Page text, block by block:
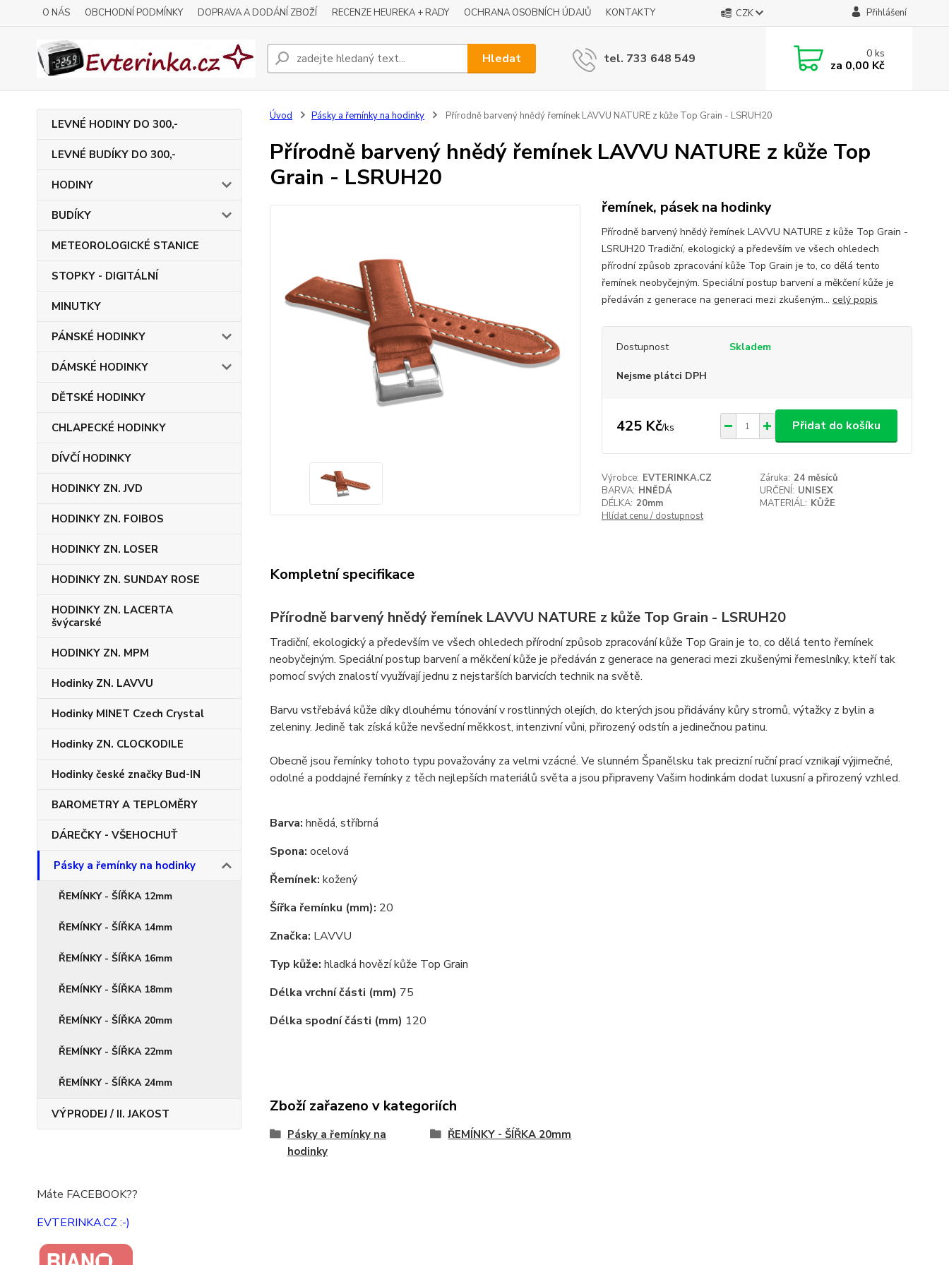
O NÁS OBCHODNÍ PODMÍNKY DOPRAVA A DODÁNÍ ZBOŽÍ RECENZE HEUREKA + RADY OCHRANA OSOBNÍCH ÚDAJŮ KONTAKTY CZK Přihlášení
Hledat tel. 733 648 549 0ks
za 0,00 Kč
LEVNÉ HODINY DO 300,-
LEVNÉ BUDÍKY DO 300,-
HODINY
BUDÍKY
METEOROLOGICKÉ STANICE
STOPKY - DIGITÁLNÍ
MINUTKY
PÁNSKÉ HODINKY
DÁMSKÉ HODINKY
DĚTSKÉ HODINKY
CHLAPECKÉ HODINKY
DÍVČÍ HODINKY
HODINKY ZN. JVD
HODINKY ZN. FOIBOS
HODINKY ZN. LOSER
HODINKY ZN. SUNDAY ROSE
HODINKY ZN. LACERTA
švýcarské
HODINKY ZN. MPM
Hodinky ZN. LAVVU
Hodinky MINET Czech Crystal
Hodinky ZN. CLOCKODILE
Hodinky české značky Bud-IN
BAROMETRY A TEPLOMĚRY
DÁREČKY - VŠEHOCHUŤ
Pásky a řemínky na hodinky
ŘEMÍNKY - ŠÍŘKA 12mm
ŘEMÍNKY - ŠÍŘKA 14mm
ŘEMÍNKY - ŠÍŘKA 16mm
ŘEMÍNKY - ŠÍŘKA 18mm
ŘEMÍNKY - ŠÍŘKA 20mm
ŘEMÍNKY - ŠÍŘKA 22mm
ŘEMÍNKY - ŠÍŘKA 24mm
VÝPRODEJ / II. JAKOST
Máte FACEBOOK??
EVTERINKA.CZ :-)
Úvod Pásky a řemínky na hodinky Přírodně barvený hnědý řemínek LAVVU NATURE z kůže Top Grain - LSRUH20
Přírodně barvený hnědý řemínek LAVVU NATURE z kůže Top
Grain - LSRUH20
řemínek, pásek na hodinky
Přírodně barvený hnědý řemínek LAVVU NATURE z kůže Top Grain -
LSRUH20 Tradiční, ekologický a především ve všech ohledech
přírodní způsob zpracování kůže Top Grain je to, co dělá tento
řemínek neobyčejným. Speciální postup barvení a měkčení kůže je
předáván z generace na generaci mezi zkušeným... celý popis
Dostupnost Skladem
Nejsme plátci DPH
425 Kč/ks Přidat do košíku
Výrobce: EVTERINKA.CZ Záruka: 24 měsíců
BARVA: HNĚDÁ URČENÍ: UNISEX
DÉLKA: 20mm MATERIÁL: KŮŽE
Hlídat cenu / dostupnost
Kompletní specifikace
Přírodně barvený hnědý řemínek LAVVU NATURE z kůže Top Grain - LSRUH20
Tradiční, ekologický a především ve všech ohledech přírodní způsob zpracování kůže Top Grain je to, co dělá tento řemínek
neobyčejným. Speciální postup barvení a měkčení kůže je předáván z generace na generaci mezi zkušenými řemeslníky, kteří tak
pomocí svých znalostí využívají jednu z nejstarších barvicích technik na světě.
Barvu vstřebává kůže díky dlouhému tónování v rostlinných olejích, do kterých jsou přidávány kůry stromů, výtažky z bylin a
zeleniny. Jedině tak získá kůže nevšední měkkost, intenzivní vůni, přirozený odstín a jedinečnou patinu.
Obecně jsou řemínky tohoto typu považovány za velmi vzácné. Ve slunném Španělsku tak precizní ruční prací vznikají výjimečné,
odolné a poddajné řemínky z těch nejlepších materiálů světa a jsou připraveny Vašim hodinkám dodat luxusní a přirozený vzhled.
Barva: hnědá, stříbrná
Spona: ocelová
Řemínek: kožený
Šířka řemínku (mm): 20
Značka: LAVVU
Typ kůže: hladká hovězí kůže Top Grain
Délka vrchní části (mm) 75
Délka spodní části (mm) 120
Zboží zařazeno v kategoriích
Pásky a řemínky na
hodinky
ŘEMÍNKY - ŠÍŘKA 20mm